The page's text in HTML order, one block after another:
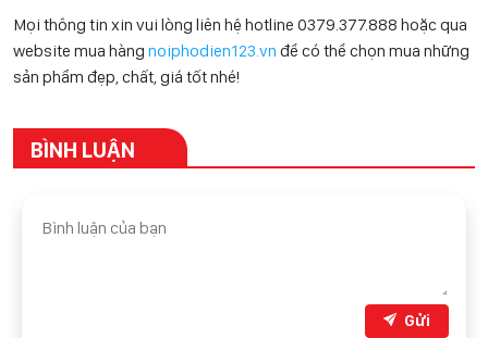
Mọi thông tin xin vui lòng liên hệ hotline 0379.377.888 hoặc qua
website mua hàng noiphodien123.vn để có thể chọn mua những
sản phẩm đẹp, chất, giá tốt nhé!
BÌNH LUẬN
Gửi